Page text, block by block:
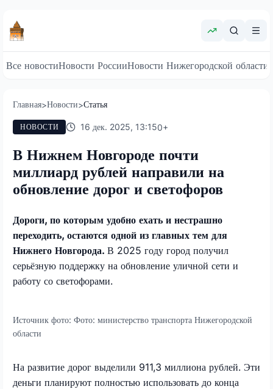
Все новостиНовости РоссииНовости Нижегородской области
Главная>Новости>Статья
НОВОСТИ 16 дек. 2025, 13:150+
В Нижнем Новгороде почти
миллиард рублей направили на
обновление дорог и светофоров
Дороги, по которым удобно ехать и нестрашно
переходить, остаются одной из главных тем для
Нижнего Новгорода. В 2025 году город получил
серьёзную поддержку на обновление уличной сети и
работу со светофорами.
Источник фото: Фото: министерство транспорта Нижегородской
области
На развитие дорог выделили 911,3 миллиона рублей. Эти
деньги планируют полностью использовать до конца